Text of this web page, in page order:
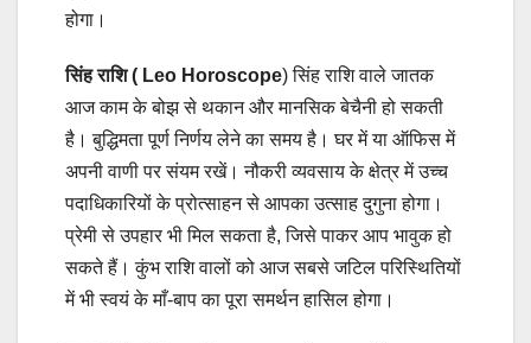
होगा।
सिंह राशि ( Leo Horoscope) सिंह राशि वाले जातक
आज काम के बोझ से थकान और मानसिक बेचैनी हो सकती
है। बुद्धिमता पूर्ण निर्णय लेने का समय है। घर में या ऑफिस में
अपनी वाणी पर संयम रखें। नौकरी व्यवसाय के क्षेत्र में उच्च
पदाधिकारियों के प्रोत्साहन से आपका उत्साह दुगुना होगा।
प्रेमी से उपहार भी मिल सकता है, जिसे पाकर आप भावुक हो
सकते हैं। कुंभ राशि वालों को आज सबसे जटिल परिस्थितियों
में भी स्वयं के माँ-बाप का पूरा समर्थन हासिल होगा।